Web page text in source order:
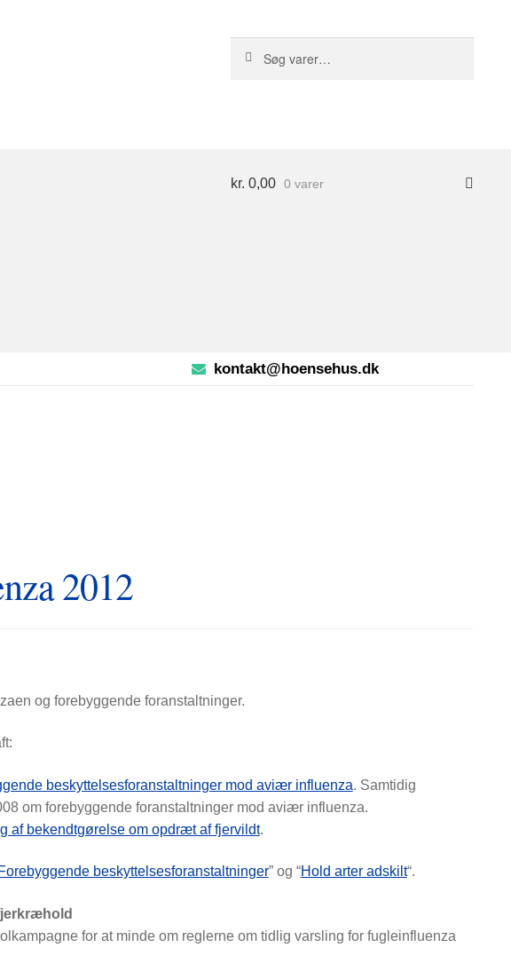
efter:
kr. 0,00 0 varer
kontakt@hoensehus.dk
2012
og forebyggende foranstaltninger.
beskyttelsesforanstaltninger mod aviær influenza. Samtidig
om forebyggende foranstaltninger mod aviær influenza.
af bekendtgørelse om opdræt af fjervildt.
beskyttelsesforanstaltninger” og “Hold arter adskilt“.
for at minde om reglerne om tidlig varsling for fugleinfluenza